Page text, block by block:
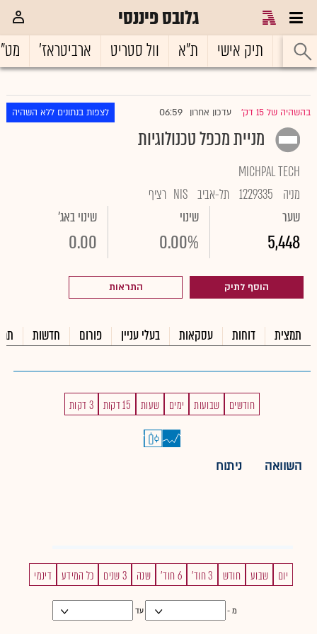
גלובס פיננסי
ראשי תיק אישי ת"א וול סטריט ארביטראז'
בהשהיה של 15 דק' עדכון אחרון 06:59 לצפות בנתונים ללא השהיה
מניית מכפל טכנולוגיות
MICHPAL TECH
מניה
1229335 תל-אביב NIS רציף
שער
5,448
שינוי
0.00%
שינוי באג'
0.00
הוסף לתיק התראות
תמצית דוחות עסקאות בעלי עניין פורום חדשות
חודשים שבועות ימים שעות 15 דקות 3 דקות
השוואה ניתוח
יום שבוע חודש 3 חוד' 6 חוד' שנה 3 שנים כל המידע דינמי
מ - עד